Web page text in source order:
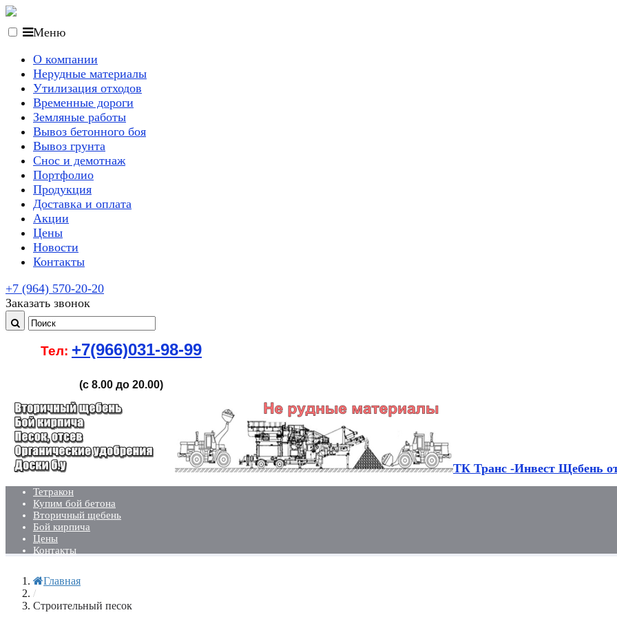
Меню
О компании
Нерудные материалы
Утилизация отходов
Временные дороги
Земляные работы
Вывоз бетонного боя
Вывоз грунта
Снос и демотнаж
Портфолио
Продукция
Доставка и оплата
Акции
Цены
Новости
Контакты
+7 (964) 570-20-20
Заказать звонок
Тел: +7(966)031-98-99
(с 8.00 до 20.00)
ТК Транс -Инвест Щебень
Тетракон
Купим бой бетона
Вторичный щебень
Бой кирпича
Цены
Контакты
Главная
/
Строительный песок